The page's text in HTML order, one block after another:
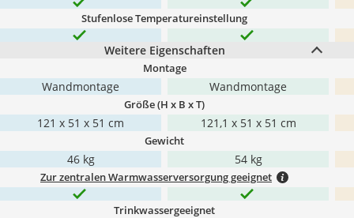
Stufenlose Temperatureinstellung
Weitere Eigenschaften
Montage
Wandmontage Wandmontage
Größe (H x B x T)
121 x 51 x 51 cm 121,1 x 51 x 51 cm
Gewicht
46 kg 54 kg
Zur zentralen Warmwasserversorgung geeignet
Trinkwassergeeignet